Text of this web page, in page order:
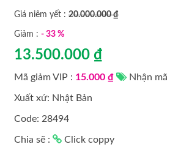
Giá niêm yết :20.000.000 ₫
Giảm : - 33 %
13.500.000 ₫
Mã giảm VIP : 15.000 ₫ Nhận mã
Xuất xứ: Nhật Bản
Code: 28494
Chia sẽ : Click coppy
MỸ PHẨM LAVISH HÀN
MỸ PHẨM OHUI HÀN QUỐC
MỸ PHẨM KYUNG LAB